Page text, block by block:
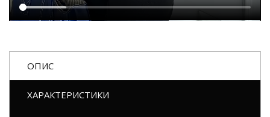
ОПИС
ХАРАКТЕРИСТИКИ